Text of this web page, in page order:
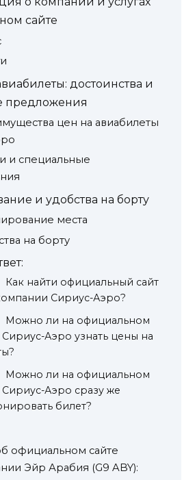
сайте
достоинства и
предложения
цен на авиабилеты
и специальные
и удобства на борту
места
на борту
Как найти официальный сайт
Сириус-Аэро?
Можно ли на официальном
Сириус-Аэро узнать цены на
Можно ли на официальном
Сириус-Аэро сразу же
билет?
официальном сайте
Эйр Арабия (G9 ABY):